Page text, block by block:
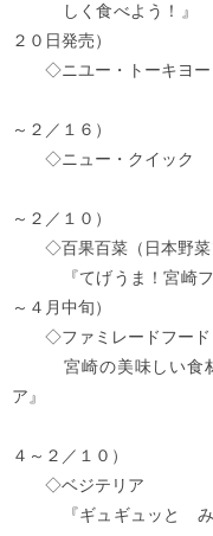
しく食べ
２０日発売）
◇ニユー・トーキヨー
（
～２／１６）
◇ニュー・クイック 『
（
～２／１０）
◇百果百菜（日本野菜
『てげうま！宮
～４月中旬）
◇ファミレードフード
宮崎の美味しい食材
ア』
（
４～２／１０）
◇ベジテリア
『ギュギュッ